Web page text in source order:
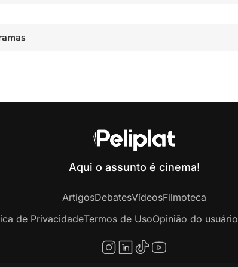
Aqui o assunto é cinema!
ArtigosDebatesVídeosFilmoteca
de PrivacidadeTermos de UsoOpinião do usuário